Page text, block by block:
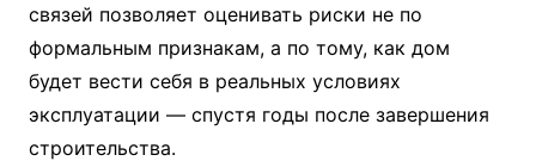
связей позволяет оценивать риски не по
формальным признакам, а по тому, как дом
будет вести себя в реальных условиях
эксплуатации — спустя годы после завершения
строительства.